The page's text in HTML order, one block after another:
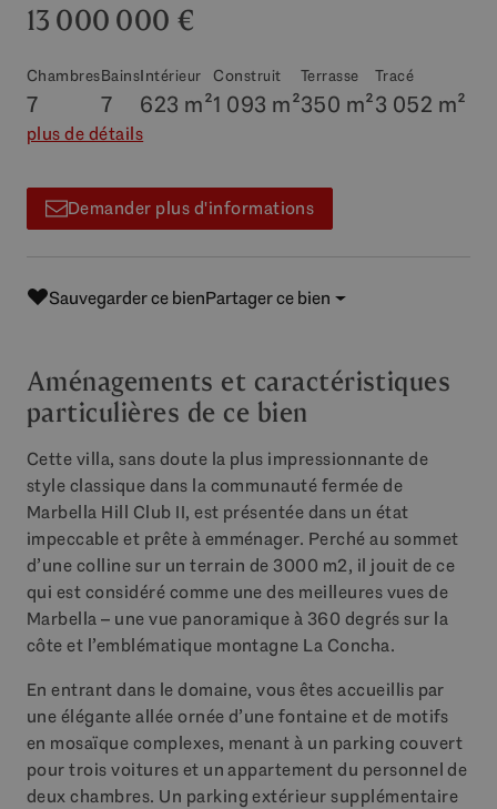
13 000 000 €
Chambres
7
Bains
7
Intérieur
623 m²
Construit
1 093 m²
Terrasse
350 m²
Tracé
3 052 m²
plus de détails
Demander plus d'informations
Sauvegarder ce bienPartager ce bien
Aménagements et caractéristiques
particulières de ce bien
Cette villa, sans doute la plus impressionnante de
style classique dans la communauté fermée de
Marbella Hill Club II, est présentée dans un état
impeccable et prête à emménager. Perché au sommet
d’une colline sur un terrain de 3000 m2, il jouit de ce
qui est considéré comme une des meilleures vues de
Marbella – une vue panoramique à 360 degrés sur la
côte et l’emblématique montagne La Concha.
En entrant dans le domaine, vous êtes accueillis par
une élégante allée ornée d’une fontaine et de motifs
en mosaïque complexes, menant à un parking couvert
pour trois voitures et un appartement du personnel de
deux chambres. Un parking extérieur supplémentaire